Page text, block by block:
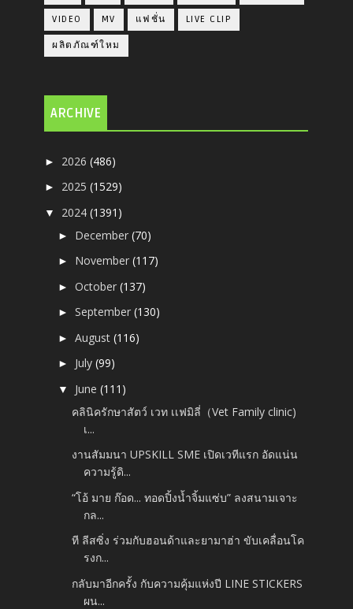
VIDEO MV แฟชั่น LIVE CLIP
ผลิตภัณฑ์ใหม
ARCHIVE
► 2026(486)
► 2025(1529)
▼ 2024(1391)
► December(70)
► November(117)
►October(137)
►September(130)
►August(116)
► July(99)
▼ June(111)
คลินิครักษาสัตว์ เวท เเฟมิลี่（Vet Family clinic)
เ...
งานสัมมนา UPSKILL SME เปิดเวทีแรก อัดแน่น
ความรู้ดิ...
“โอ้ มาย ก๊อด... ทอดปิ้งน้ำจิ้มแซ่บ” ลงสนามเจาะ
กล...
ที ลีสซิ่ง ร่วมกับฮอนด้าและยามาฮ่า ขับเคลื่อนโค
รงก...
กลับมาอีกครั้ง กับความคุ้มแห่งปี LINE STICKERS
ผน...